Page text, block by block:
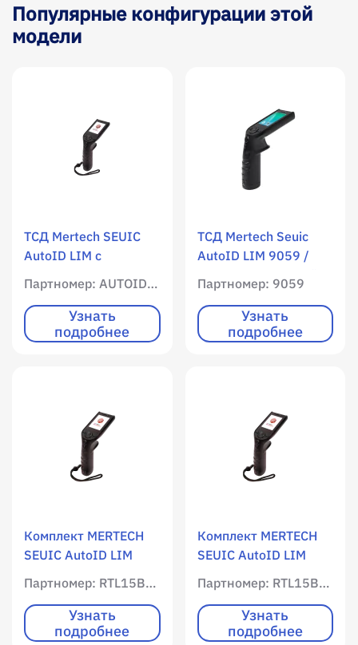
Популярные конфигурации этой
модели
ТСД Mertech SEUIC
AutoID LIM с
Клеверенс «Магазин
15» / WLAN /
Мобильный интернет
/ 2048 RAM / 16384
X3 / 1D / 2D / Android
8.1 / Лицензия
Магазин 15, 5V/2A
адаптер, кабель
micro-USB, ремешок,
упаковка
Партномер: AUTOID-LIM(PISTOL)-X3(HD)G
Узнать
подробнее
ТСД Mertech Seuic
AutoID LIM 9059 /
WLAN / Мобильный
интернет / 2048 RAM
/ 16384 ROM /
Цветной экран /
2D / Android 8.1
Партномер: 9059
Узнать
подробнее
Комплект MERTECH
SEUIC AutoID LIM
РАСШИРЕННЫЙ» /
WLAN / Мобильный
интернет / 2048 RAM
Партномер: RTL15B-OEM-LIM
Узнать
подробнее
Комплект MERTECH
SEUIC AutoID LIM
РАСШИРЕННЫЙ» /
WLAN / Мобильный
интернет / 2048 RAM
Партномер: RTL15BE-OEM-LIM
Узнать
подробнее